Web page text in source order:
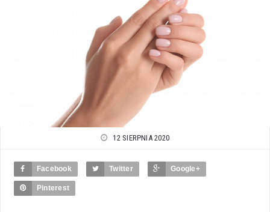
12 SIERPNIA 2020
Facebook Twitter Google+
Pinterest